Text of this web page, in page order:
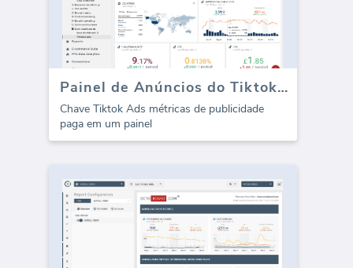
Painel de Anúncios do Tiktok - Visão Geral
Chave Tiktok Ads métricas de publicidade
paga em um painel